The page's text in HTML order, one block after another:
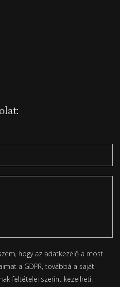
hogy az adatkezelő a most
a GDPR, továbbá a saját
feltételei szerint kezelheti.